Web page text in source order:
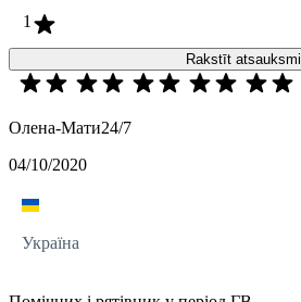
1
Rakstīt atsauksmi
Олена-Мати24/7
04/10/2020
Україна